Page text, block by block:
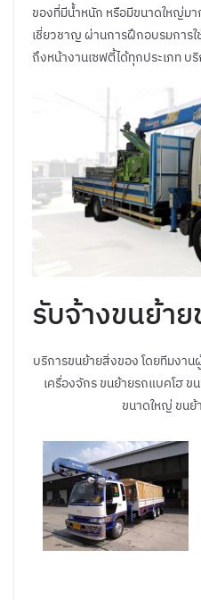
ของที่มีน้ำหนัก หรือมีขนาดใหญ่มา
เชี่ยวชาญ ผ่านการฝึกอบรมการใช้
ถึงหน้างานเซฟตี้ได้ทุกประเภท บ
รับจ้างขนย้า
บริการขนย้ายสิ่งของ โดยทีมงาน
เครื่องจักร ขนย้ายรถแบคโฮ ข
ขนาดใหญ่ ขนย้